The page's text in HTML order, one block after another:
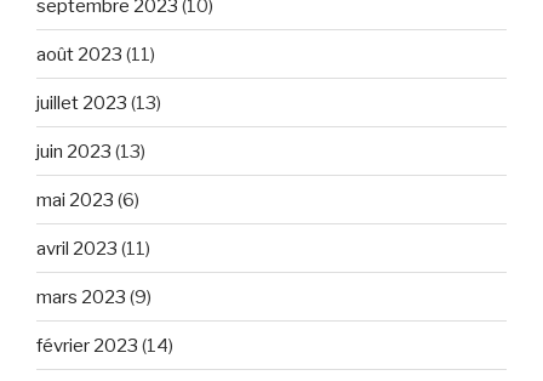
septembre 2023 (10)
août 2023 (11)
juillet 2023 (13)
juin 2023 (13)
mai 2023 (6)
avril 2023 (11)
mars 2023 (9)
février 2023 (14)